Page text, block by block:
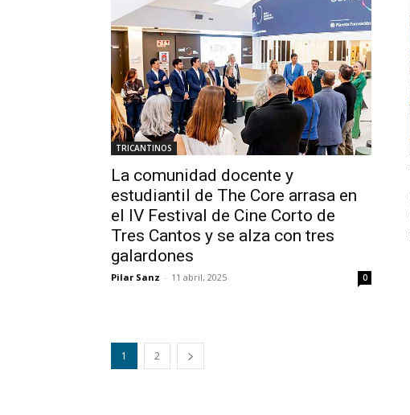
TRICANTINOS
La comunidad docente y
estudiantil de The Core arrasa en
el IV Festival de Cine Corto de
Tres Cantos y se alza con tres
galardones
Pilar Sanz - 11 abril, 2025 0
1 2